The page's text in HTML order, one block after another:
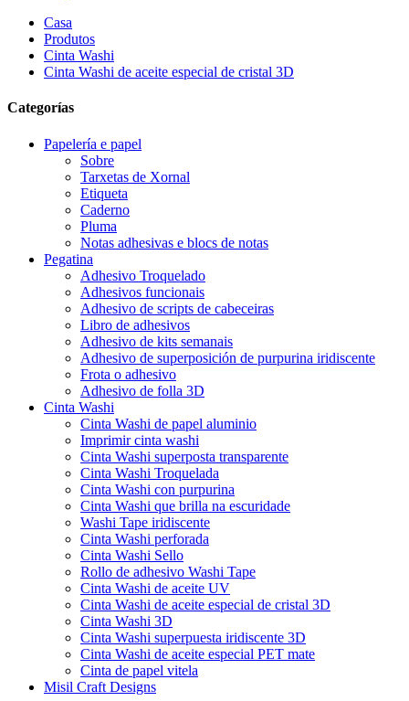
Casa
Produtos
Cinta Washi
Cinta Washi de aceite especial de cristal 3D
Categorías
Papelería e papel
Sobre
Tarxetas de Xornal
Etiqueta
Caderno
Pluma
Notas adhesivas e blocs de notas
Pegatina
Adhesivo Troquelado
Adhesivos funcionais
Adhesivo de scripts de cabeceiras
Libro de adhesivos
Adhesivo de kits semanais
Adhesivo de superposición de purpurina iridiscente
Frota o adhesivo
Adhesivo de folla 3D
Cinta Washi
Cinta Washi de papel aluminio
Imprimir cinta washi
Cinta Washi superposta transparente
Cinta Washi Troquelada
Cinta Washi con purpurina
Cinta Washi que brilla na escuridade
Washi Tape iridiscente
Cinta Washi perforada
Cinta Washi Sello
Rollo de adhesivo Washi Tape
Cinta Washi de aceite UV
Cinta Washi de aceite especial de cristal 3D
Cinta Washi 3D
Cinta Washi superpuesta iridiscente 3D
Cinta Washi de aceite especial PET mate
Cinta de papel vitela
Misil Craft Designs